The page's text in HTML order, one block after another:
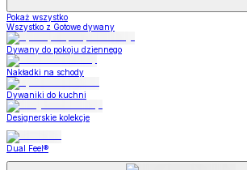
Pokaż wszystko
Wszystko z Gotowe dywany
Dywany do pokoju dziennego
Nakładki na schody
Dywaniki do kuchni
Designerskie kolekcje
Dual Feel®